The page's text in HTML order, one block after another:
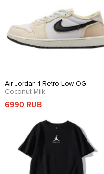
Air Jordan 1 Retro Low OG
Coconut Milk
6990 RUB